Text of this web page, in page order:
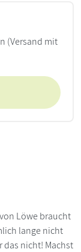
(Versand mit
Löwe braucht
lange nicht
das nicht! Machst